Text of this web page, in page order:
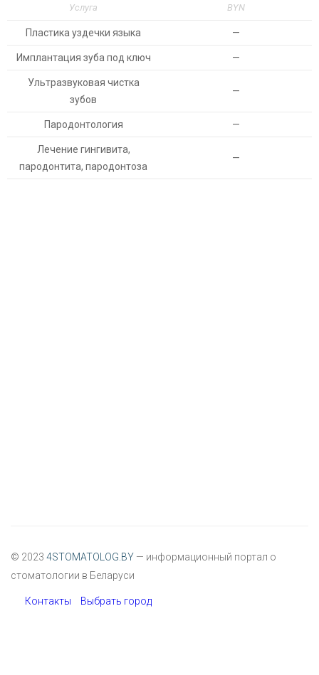
Услуга BYN
Пластика уздечки языка —
Имплантация зуба под ключ —
Ультразвуковая чистка
зубов
—
Пародонтология —
Лечение гингивита,
пародонтита, пародонтоза
—
© 2023 4STOMATOLOG.BY — информационный портал о
стоматологии в Беларуси
Контакты Выбрать город